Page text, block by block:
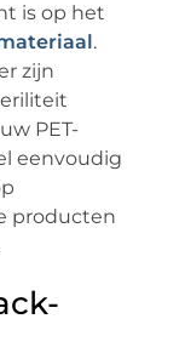
is op het
.
zijn
PET-
eenvoudig
producten